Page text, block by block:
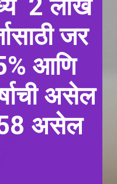
2 लाख
जर
आणि
असेल
असेल